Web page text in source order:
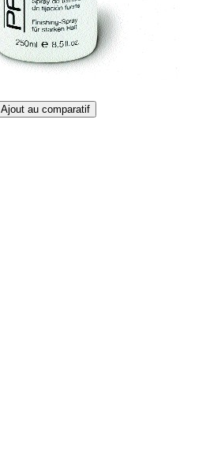
Ajout au comparatif